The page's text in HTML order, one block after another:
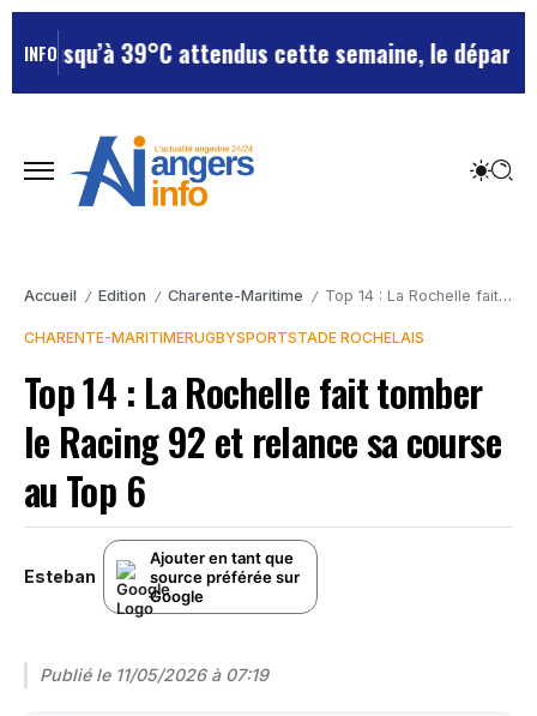
INFO 39°C attendus cette semaine, le département
Accueil / Edition / Charente-Maritime / Top 14 : La Rochelle fait tomber le Racing 92 et relance sa course au Top 6
CHARENTE-MARITIMERUGBYSPORTSTADE ROCHELAIS
Top 14 : La Rochelle fait tomber
le Racing 92 et relance sa course
au Top 6
Esteban
Ajouter en tant que
source préférée sur
Google
Publié le 11/05/2026 à 07:19